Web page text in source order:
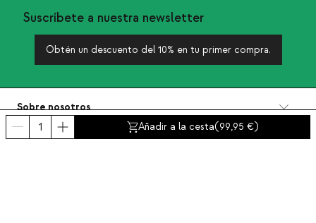
Añadir a la cesta(99,95 )
Suscríbete a nuestra newsletter
Obtén un descuento del 10% en tu primer compra.
Sobre nosotros
Categorías
Contacto y ayuda